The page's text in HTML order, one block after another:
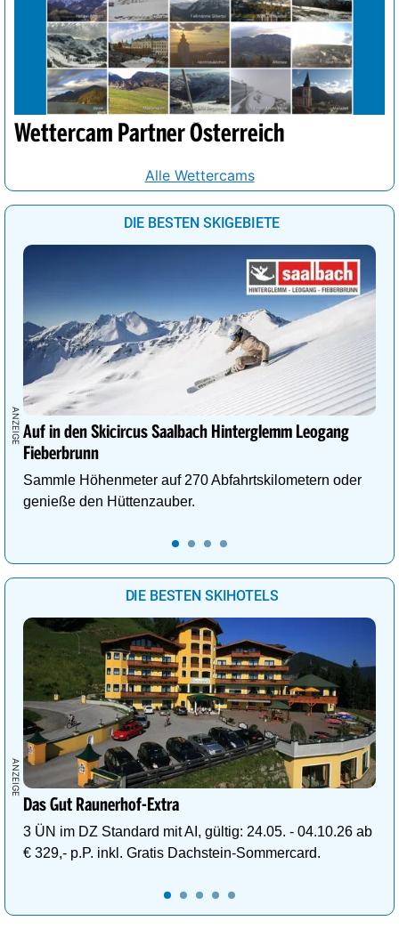
Wettercam Partner Österreich
Alle Wettercams
DIE BESTEN SKIGEBIETE
Auf in den Skicircus Saalbach Hinterglemm Leogang
Fieberbrunn
Sammle Höhenmeter auf 270 Abfahrtskilometern oder
genieße den Hüttenzauber.
DIE BESTEN SKIHOTELS
Das Gut Raunerhof-Extra
3 ÜN im DZ Standard mit AI, gültig: 24.05. - 04.10.26 ab
€ 329,- p.P. inkl. Gratis Dachstein-Sommercard.